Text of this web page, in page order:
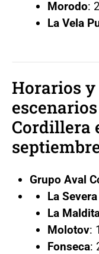
Morodo:
La Vela
Horarios
Cordillera
Grupo Aval
La
La
Molotov:
Fonseca: